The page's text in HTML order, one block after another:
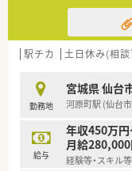
駅チカ 土日休み(相
勤務地
宮城県 仙台
河原町駅 (仙台
給与
年収450万
月給
経験等・スキル